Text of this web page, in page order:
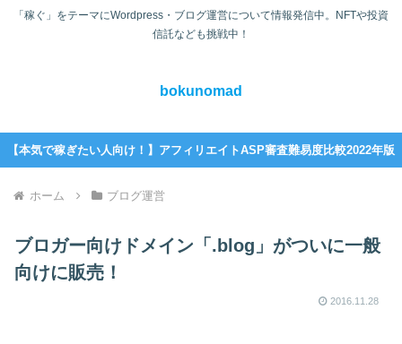
「稼ぐ」をテーマにWordpress・ブログ運営について情報発信中。NFTや投資
信託なども挑戦中！
bokunomad
【本気で稼ぎたい人向け！】アフィリエイトASP審査難易度比較2022年版
ホーム ブログ運営
ブロガー向けドメイン「.blog」がついに一般
向けに販売！
2016.11.28